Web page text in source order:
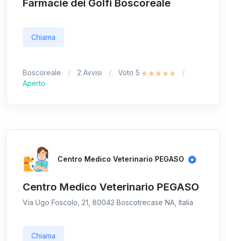
Farmacie dei Golfi Boscoreale
Chiama
Boscoreale 2 Avvisi
Voto 5
Aperto
Centro Medico Veterinario PEGASO
Centro Medico Veterinario PEGASO
Via Ugo Foscolo, 21, 80042 Boscotrecase NA, Italia
Chiama